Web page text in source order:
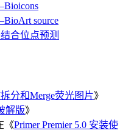
source
合位点预测
分和Merge荧光图片》
解版》
《Primer Premier 5.0 安装使